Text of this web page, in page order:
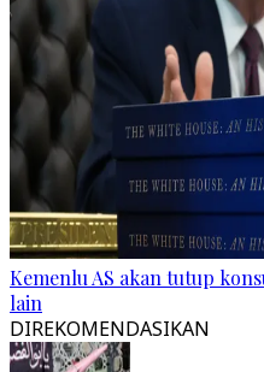
Kemenlu AS akan tutup
lain
DIREKOMENDASIKAN